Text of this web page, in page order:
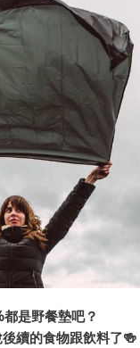
是野餐墊吧？
續的食物跟飲料了🍻